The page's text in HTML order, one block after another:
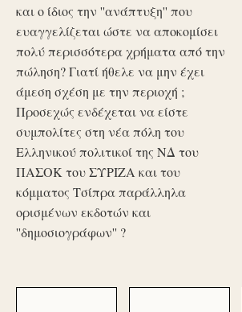
και ο ίδιος την ''ανάπτυξη'' που
ευαγγελίζεται ώστε να αποκομίσει
πολύ περισσότερα χρήματα από την
πώληση? Γιατί ήθελε να μην έχει
άμεση σχέση με την περιοχή ;
Προσεχώς ενδέχεται να είστε
συμπολίτες στη νέα πόλη του
Ελληνικού πολιτικοί της ΝΔ του
ΠΑΣΟΚ του ΣΥΡΙΖΑ και του
κόμματος Τσίπρα παράλληλα
ορισμένων εκδοτών και
''δημοσιογράφων'' ?